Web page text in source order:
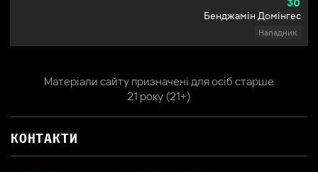
Бенджамін Домінгес
Нападник
Матеріали сайту призначені для осіб старше
21 року (21+)
КОНТАКТИ